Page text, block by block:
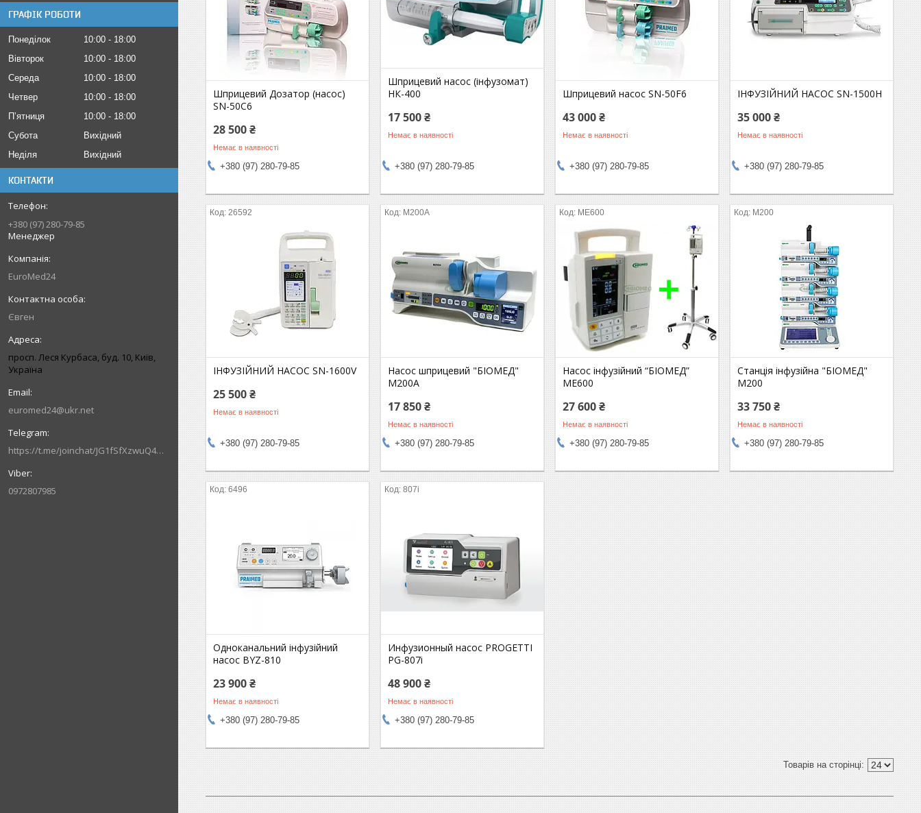
ГРАФІК РОБОТИ
Понеділок 10:00
18:00
Вівторок
10:00
18:00
Середа
10:00
18:00
Четвер
10:00
18:00
Пʼятниця
10:00
18:00
Субота
Вихідний
Неділя
Вихідний
КОНТАКТИ
+380 (97) 280-79-85
Менеджер
EuroMed24
Євген
просп. Леся Курбаса, буд. 10, Київ,
Україна
euromed24@ukr.net
https://t.me/joinchat/JG1fSfXzwuQ4MzVi
0972807985
Шприцевий Дозатор (насос)
SN-50C6
28 500 ₴
Немає в наявності
+380 (97) 280-79-85
Шприцевий насос (інфузомат)
НК-400
17 500 ₴
Немає в наявності
+380 (97) 280-79-85
Шприцевий насос SN-50F6
43 000 ₴
Немає в наявності
+380 (97) 280-79-85
ІНФУЗІЙНИЙ НАСОС SN-1500H
35 000 ₴
Немає в наявності
+380 (97) 280-79-85
26592
ІНФУЗІЙНИЙ НАСОС SN-1600V
25 500 ₴
Немає в наявності
+380 (97) 280-79-85
M200A
Насос шприцевий "БІОМЕД"
M200A
17 850 ₴
Немає в наявності
+380 (97) 280-79-85
МЕ600
Насос інфузійний “БІОМЕД”
МЕ600
27 600 ₴
Немає в наявності
+380 (97) 280-79-85
M200
Станція інфузійна "БІОМЕД"
M200
33 750 ₴
Немає в наявності
+380 (97) 280-79-85
6496
Одноканальний інфузійний
насос BYZ-810
23 900 ₴
Немає в наявності
+380 (97) 280-79-85
807i
Инфузионный насос PROGETTI
PG-807i
48 900 ₴
Немає в наявності
+380 (97) 280-79-85